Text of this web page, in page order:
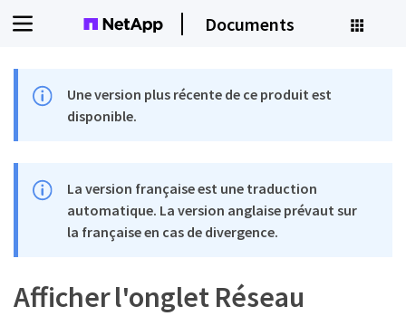
Documents
Une version plus récente de ce produit est
disponible.
La version française est une traduction
automatique. La version anglaise prévaut sur
la française en cas de divergence.
Afficher l'onglet Réseau